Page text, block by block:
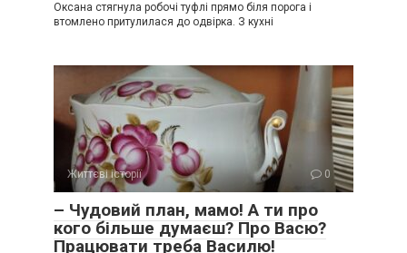
Оксана стягнула робочі туфлі прямо біля порога і
втомлено притулилася до одвірка. З кухні
Життєві історії 0
– Чудовий план, мамо! А ти про
кого більше думаєш? Про Васю?
Працювати треба Василю!